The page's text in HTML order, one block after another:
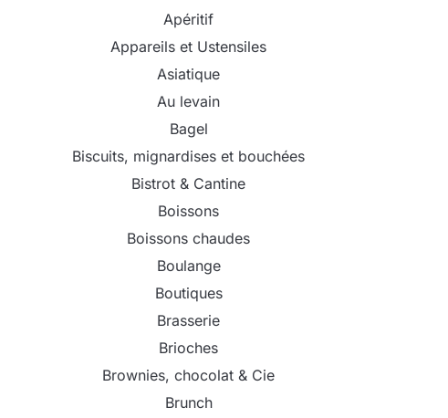
Apéritif
Appareils et Ustensiles
Asiatique
Au levain
Bagel
Biscuits, mignardises et bouchées
Bistrot & Cantine
Boissons
Boissons chaudes
Boulange
Boutiques
Brasserie
Brioches
Brownies, chocolat & Cie
Brunch